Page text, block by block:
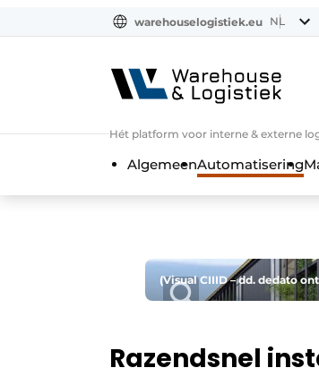
warehouselogistiek.eu NL
Hét platform voor interne & externe
AlgemeenAutomatisering
(Visual CIIID – dd. dedato
Razendsnel